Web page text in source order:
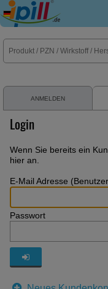
E-Rezept
ANMELDEN
Login
Wenn Sie bereits ein
hier an.
E-Mail Adresse
Passwort